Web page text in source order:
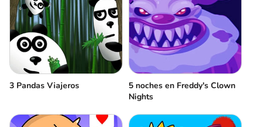
3 Pandas Viajeros
5 noches en Freddy's Clown
Nights